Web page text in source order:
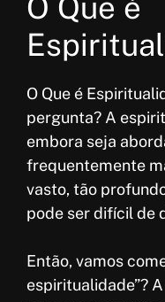
O Que é
O Que é
pergunta? A
embora seja
frequentemente
vasto, tão
pode ser difícil de
Então, vamos
espiritualidade”?